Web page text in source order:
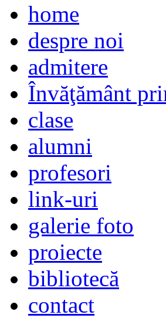
home
despre noi
admitere
Învăţământ
clase
alumni
profesori
link-uri
galerie foto
proiecte
bibliotecă
contact